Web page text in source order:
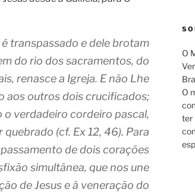
transpassado e dele brotam
do rio dos sacramentos, do
renasce a Igreja. E não Lhe
aos outros dois crucificados;
o verdadeiro cordeiro pascal,
quebrado (cf. Ex12, 46). Para
de dois corações
simultânea, que nos une
de Jesus e à veneração do
O
O
ter